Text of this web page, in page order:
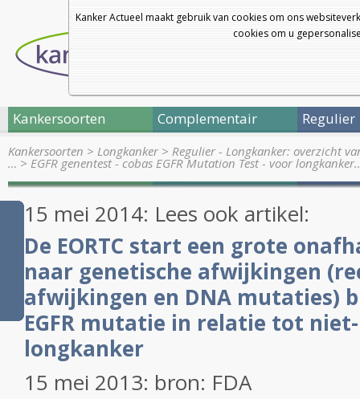
Kanker Actueel maakt gebruik van cookies om ons
cookies om u
Kankersoorten Complementair Regulier
Kankersoorten > Longkanker> Regulier - Longkanker: overzicht
… > EGFR genentest - cobas EGFR Mutation Test - voor
15 mei 2014: Lees ook artikel:
De EORTC start een grote
naar genetische afwijkingen
afwijkingen en DNA mutaties)
EGFR mutatie in relatie tot
longkanker
15 mei 2013: bron: FDA